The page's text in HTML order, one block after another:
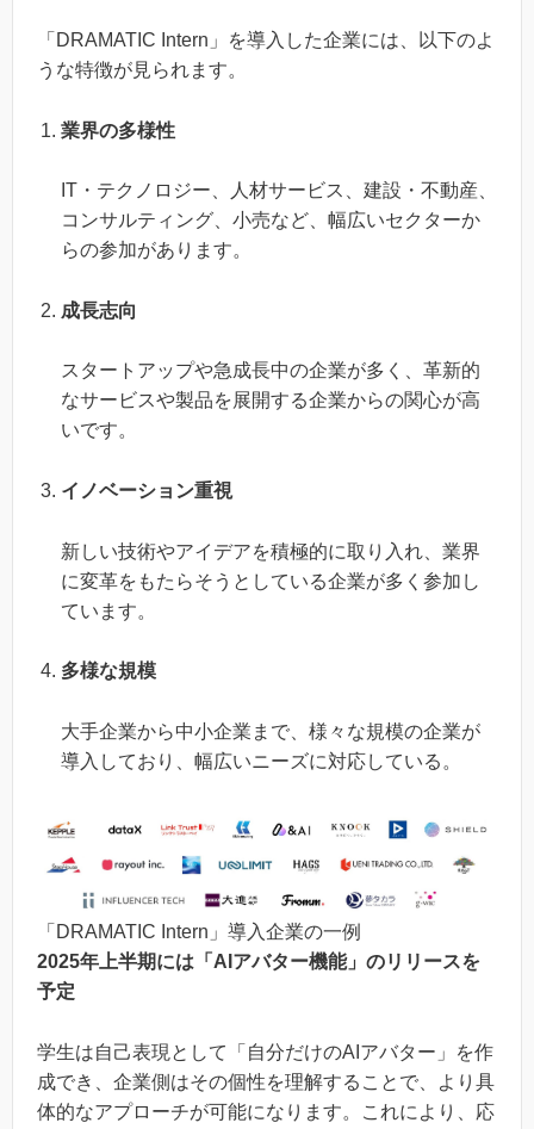
「DRAMATIC Intern」を導入した企業には、以下のよ
うな特徴が見られます。
業界の多様性
IT・テクノロジー、人材サービス、建設・不動産、
コンサルティング、小売など、幅広いセクターか
らの参加があります。
成長志向
スタートアップや急成長中の企業が多く、革新的
なサービスや製品を展開する企業からの関心が高
いです。
イノベーション重視
新しい技術やアイデアを積極的に取り入れ、業界
に変革をもたらそうとしている企業が多く参加し
ています。
多様な規模
大手企業から中小企業まで、様々な規模の企業が
導入しており、幅広いニーズに対応している。
「DRAMATIC Intern」導入企業の一例
2025年上半期には「AIアバター機能」のリリースを
予定
学生は自己表現として「自分だけのAIアバター」を作
成でき、企業側はその個性を理解することで、より具
体的なアプローチが可能になります。これにより、応